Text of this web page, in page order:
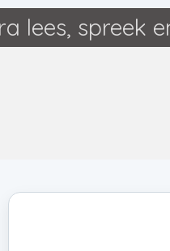
lees, spreek